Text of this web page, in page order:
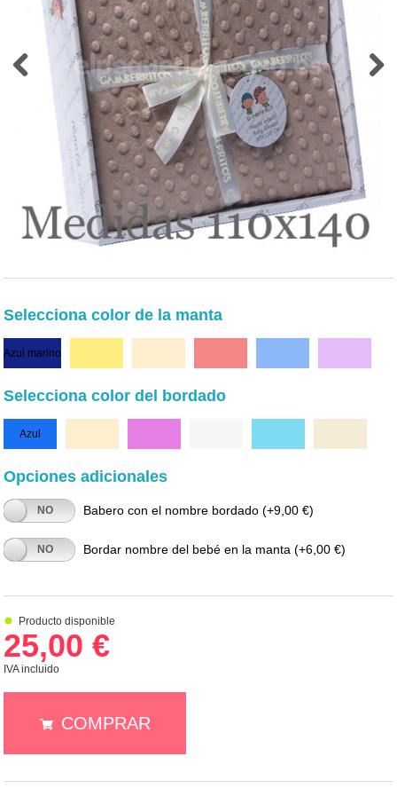
Selecciona color de la manta
Azul marino
Selecciona color del bordado
Azul
Opciones adicionales
NO Babero con el nombre bordado (+9,00 €)
NO Bordar nombre del bebé en la manta (+6,00 €)
Producto disponible
25,00 €
IVA incluido
COMPRAR